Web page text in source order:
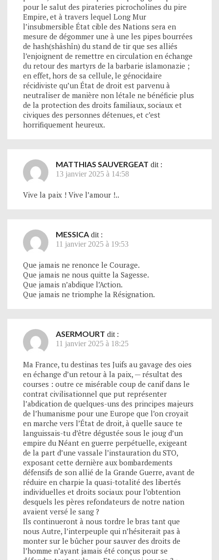
pour le salut des pirateries picrocholines du pire
Empire, et à travers lequel Long Mur
l’insubmersible État cible des Nations sera en
mesure de dégommer une à une les pipes bourrées
de hash(shâshîn) du stand de tir que ses alliés
l’enjoignent de remettre en circulation en échange
du retour des martyrs de la barbarie islamonazie ;
en effet, hors de sa cellule, le génocidaire
récidiviste qu’un État de droit est parvenu à
neutraliser de manière non létale ne bénéficie plus
de la protection des droits familiaux, sociaux et
civiques des personnes détenues, et c’est
horrifiquement heureux.
MATTHIAS SAUVERGEAT dit :
13 janvier 2025 à 14:58
Vive la paix ! Vive l’amour !..
MESSICA dit :
11 janvier 2025 à 19:53
Que jamais ne renonce le Courage.
Que jamais ne nous quitte la Sagesse.
Que jamais n’abdique l’Action.
Que jamais ne triomphe la Résignation.
ASERMOURT dit :
11 janvier 2025 à 18:25
Ma France, tu destinas tes Juifs au gavage des oies
en échange d’un retour à la paix, — résultat des
courses : outre ce misérable coup de canif dans le
contrat civilisationnel que put représenter
l’abdication de quelques-uns des principes majeurs
de l’humanisme pour une Europe que l’on croyait
en marche vers l’État de droit, à quelle sauce te
languissais-tu d’être dégustée sous le joug d’un
empire du Néant en guerre perpétuelle, exigeant
de la part d’une vassale l’instauration du STO,
exposant cette dernière aux bombardements
défensifs de son allié de la Grande Guerre, avant de
réduire en charpie la quasi-totalité des libertés
individuelles et droits sociaux pour l’obtention
desquels les pères refondateurs de notre nation
avaient versé le sang ?
Ils continueront à nous tordre le bras tant que
nous Autre, l’interpeuple qui n’hésiterait pas à
monter sur le bûcher pour sauver des droits de
l’homme n’ayant jamais été conçus pour se